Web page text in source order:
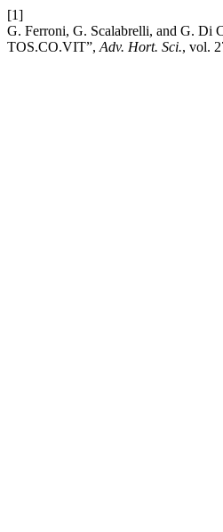
[1]
G. Ferroni, G. Scalabrelli, and G. Di
TOS.CO.VIT”, Adv. Hort. Sci., vol.